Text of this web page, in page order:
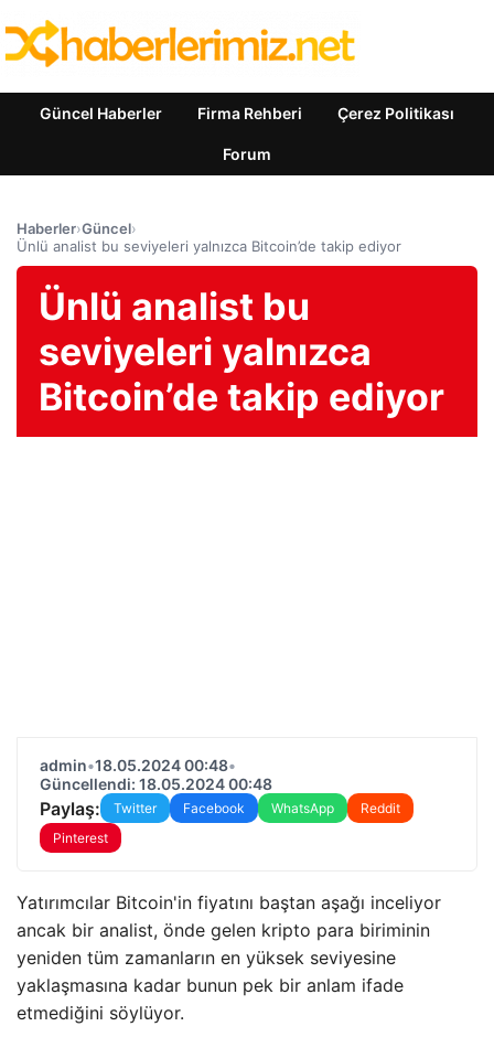
Güncel Haberler Firma Rehberi Çerez Politikası
Forum
Haberler›Güncel›
Ünlü analist bu seviyeleri yalnızca Bitcoin’de takip ediyor
Ünlü analist bu
seviyeleri yalnızca
Bitcoin’de takip ediyor
admin•18.05.2024 00:48•
Güncellendi: 18.05.2024 00:48
Paylaş: Twitter Facebook WhatsApp
Reddit
Pinterest
Yatırımcılar Bitcoin'in fiyatını baştan aşağı inceliyor
ancak bir analist, önde gelen kripto para biriminin
yeniden tüm zamanların en yüksek seviyesine
yaklaşmasına kadar bunun pek bir anlam ifade
etmediğini söylüyor.